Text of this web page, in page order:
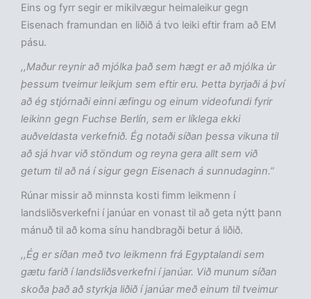
Eins og fyrr segir er mikilvægur heimaleikur gegn
Eisenach framundan en liðið á tvo leiki eftir fram að EM
pásu.
,,Maður reynir að mjólka það sem hægt er að mjólka úr
þessum tveimur leikjum sem eftir eru. Þetta byrjaði á því
að ég stjórnaði einni æfingu og einum videofundi fyrir
leikinn gegn Fuchse Berlín, sem er líklega ekki
auðveldasta verkefnið. Ég notaði síðan þessa vikuna til
að sjá hvar við stöndum og reyna gera allt sem við
getum til að ná í sigur gegn Eisenach á sunnudaginn.”
Rúnar missir að minnsta kosti fimm leikmenn í
landsliðsverkefni í janúar en vonast til að geta nýtt þann
mánuð til að koma sínu handbragði betur á liðið.
,,Ég er síðan með tvo leikmenn frá Egyptalandi sem
gætu farið í landsliðsverkefni í janúar. Við munum síðan
skoða það að styrkja liðið í janúar með einum til tveimur